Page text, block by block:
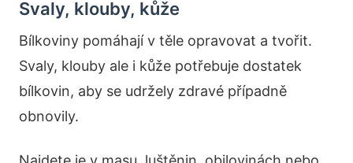
Svaly, klouby, kůže
Bílkoviny pomáhají v těle opravovat a tvořit.
Svaly, klouby ale i kůže potřebuje dostatek
bílkovin, aby se udržely zdravé případně
obnovily.